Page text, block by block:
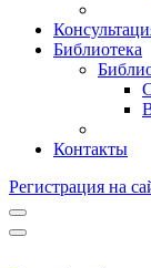
Библиотека
Контакты
Регистрация на